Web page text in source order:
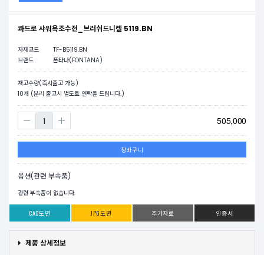
콰드로 샤워욕조수전_브러쉬드니켈 5119.BN
자재코드
TF-B5119.BN
브랜드
폰타나(FONTANA)
재고수량(즉시출고 가능)
10개 (분리 출고시 별도로 연락을 드립니다.)
505,000
장바구니
옵션(관련 부속품)
관련 부속품이 없습니다.
CAD도면 JPG도면 추가자료 인증서
제품 상세정보